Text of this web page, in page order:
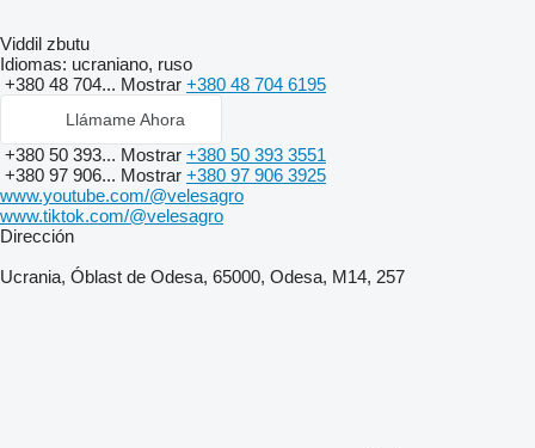
Viddil zbutu
Idiomas: ucraniano, ruso
+380 48 704... Mostrar +380 48 704 6195
Llámame Ahora
+380 50 393... Mostrar +380 50 393 3551
+380 97 906... Mostrar +380 97 906 3925
www.youtube.com/@velesagro
www.tiktok.com/@velesagro
Dirección
Ucrania, Óblast de Odesa, 65000, Odesa, M14, 257